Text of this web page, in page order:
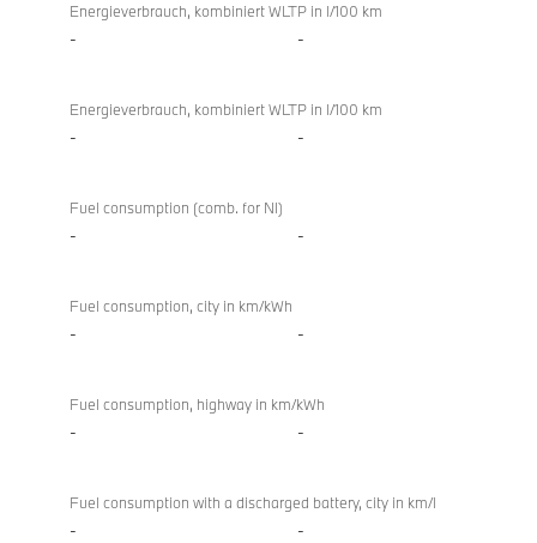
Energieverbrauch, kombiniert WLTP in l/100 km
- -
Energieverbrauch, kombiniert WLTP in l/100 km
- -
Fuel consumption (comb. for NI)
- -
Fuel consumption, city in km/kWh
- -
Fuel consumption, highway in km/kWh
- -
Fuel consumption with a discharged battery, city in km/l
- -